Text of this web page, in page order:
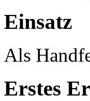
Einsatz
Als
Erstes